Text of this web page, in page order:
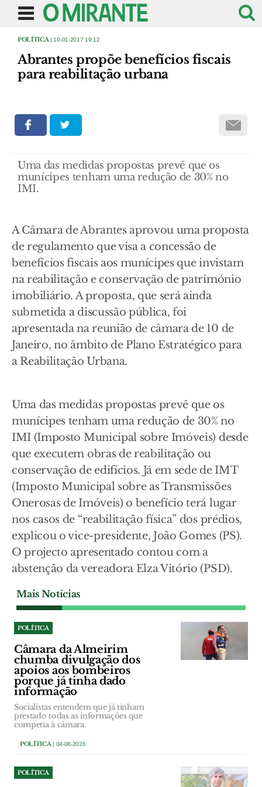
POLÍTICA | 10-01-2017 19:12
Abrantes propõe benefícios fiscais
para reabilitação urbana
Uma das medidas propostas prevê que os
munícipes tenham uma redução de 30% no
IMI.
A Câmara de Abrantes aprovou uma proposta
de regulamento que visa a concessão de
benefícios fiscais aos munícipes que invistam
na reabilitação e conservação de património
imobiliário. A proposta, que será ainda
submetida a discussão pública, foi
apresentada na reunião de câmara de 10 de
Janeiro, no âmbito de Plano Estratégico para
a Reabilitação Urbana.
Uma das medidas propostas prevê que os
munícipes tenham uma redução de 30% no
IMI (Imposto Municipal sobre Imóveis) desde
que executem obras de reabilitação ou
conservação de edifícios. Já em sede de IMT
(Imposto Municipal sobre as Transmissões
Onerosas de Imóveis) o benefício terá lugar
nos casos de “reabilitação física” dos prédios,
explicou o vice-presidente, João Gomes (PS).
O projecto apresentado contou com a
abstenção da vereadora Elza Vitório (PSD).
Mais Notícias
POLÍTICA
Câmara da Almeirim
chumba divulgação dos
apoios aos bombeiros
porque já tinha dado
informação
Socialistas entendem que já tinham
prestado todas as informações que
competia à câmara.
POLÍTICA | 04-08-2026
POLÍTICA